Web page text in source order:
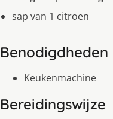
sap van 1 citroen
Benodigdheden
Keukenmachine
Bereidingswijze